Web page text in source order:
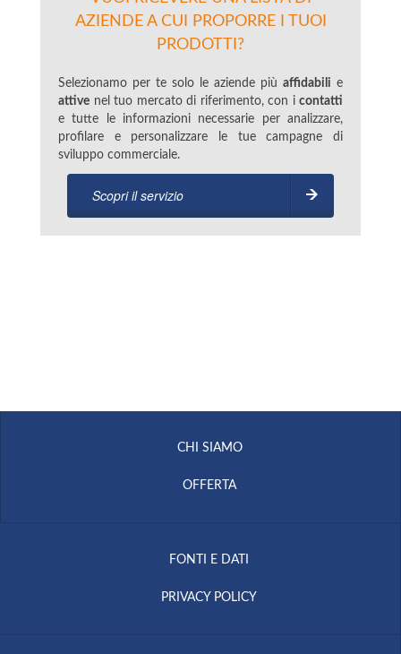
AZIENDE A CUI PROPORRE I TUOI
PRODOTTI?
Selezionamo per te solo le aziende più affidabili e
attive nel tuo mercato di riferimento, con i contatti
e tutte le informazioni necessarie per analizzare,
profilare e personalizzare le tue campagne di
sviluppo commerciale.
Scopri il servizio
CHI SIAMO
OFFERTA
FONTI E DATI
PRIVACY POLICY